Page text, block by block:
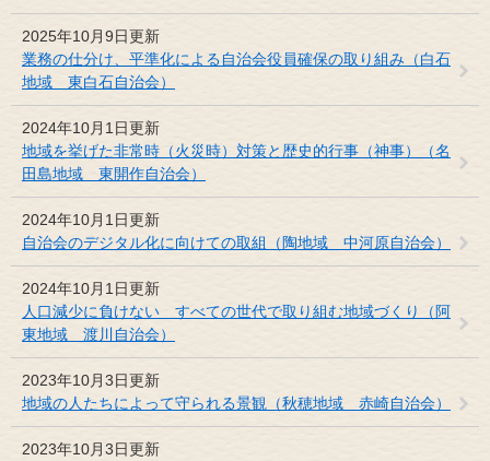
2025年10月9日更新
業務の仕分け、平準化による自治会役員確保の取り組み（白石
地域 東白石自治会）
2024年10月1日更新
地域を挙げた非常時（火災時）対策と歴史的行事（神事）（名
田島地域 東開作自治会）
2024年10月1日更新
自治会のデジタル化に向けての取組（陶地域 中河原自治会）
2024年10月1日更新
人口減少に負けない すべての世代で取り組む地域づくり（阿
東地域 渡川自治会）
2023年10月3日更新
地域の人たちによって守られる景観（秋穂地域 赤崎自治会）
2023年10月3日更新